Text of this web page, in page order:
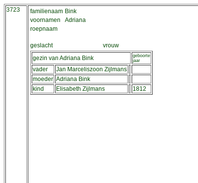
3723 familienaam Bink
voornamen
Adriana
roepnaam
geslacht
vrouw
gezin van Adriana Bink
geboorte
jaar
vader
Jan Marceliszoon Zijlmans
moeder Adriana Bink
kind
Elisabeth Zijlmans 1812